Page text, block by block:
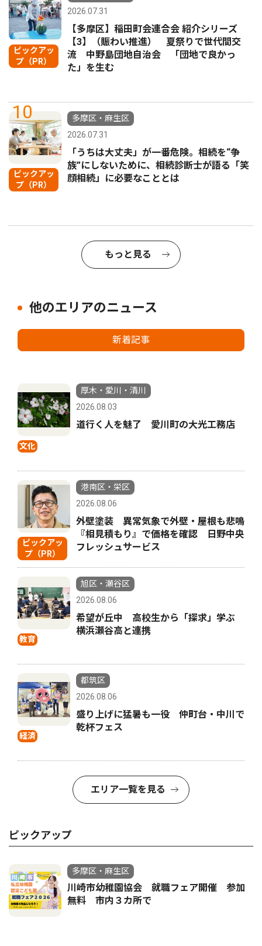
ピックアッ
プ（PR）
2026.07.31
【多摩区】稲田町会連合会 紹介シリーズ
【3】（賑わい推進） 夏祭りで世代間交
流 中野島団地自治会 「団地で良かっ
た」を生む
10
ピックアッ
プ（PR）
多摩区・麻生区
2026.07.31
「うちは大丈夫」が一番危険。相続を“争
族”にしないために、相続診断士が語る「笑
顔相続」に必要なこととは
もっと見る
他のエリアのニュース
新着記事
文化
厚木・愛川・清川
2026.08.03
道行く人を魅了 愛川町の大光工務店
ピックアッ
プ（PR）
港南区・栄区
2026.08.06
外壁塗装 異常気象で外壁・屋根も悲鳴
『相見積もり』で価格を確認 日野中央
フレッシュサービス
教育
旭区・瀬谷区
2026.08.06
希望が丘中 高校生から「探求」学ぶ
横浜瀬谷高と連携
経済
都筑区
2026.08.06
盛り上げに猛暑も一役 仲町台・中川で
乾杯フェス
エリア一覧を見る
ピックアップ
多摩区・麻生区
川崎市幼稚園協会 就職フェア開催 参加
無料 市内３カ所で